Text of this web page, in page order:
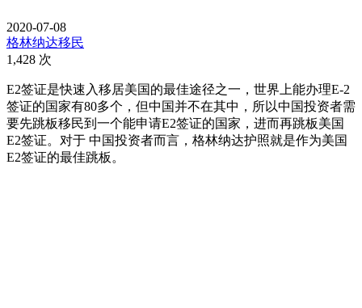
2020-07-08
格林纳达移民
1,428 次
E2签证是快速入移居美国的最佳途径之一，世界上能办理E-2
签证的国家有80多个，但中国并不在其中，所以中国投资者需
要先跳板移民到一个能申请E2签证的国家，进而再跳板美国
E2签证。对于 中国投资者而言，格林纳达护照就是作为美国
E2签证的最佳跳板。